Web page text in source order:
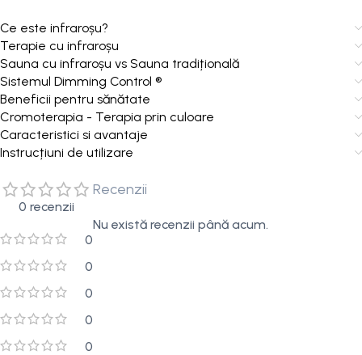
Ce este infraroșu?
Terapie cu infraroșu
Sauna cu infraroșu vs Sauna tradițională
Sistemul Dimming Control ®
Beneficii pentru sănătate
Cromoterapia - Terapia prin culoare
Caracteristici si avantaje
Instrucțiuni de utilizare
0 recenzii
0
0
0
0
0
Recenzii
Nu există recenzii până acum.